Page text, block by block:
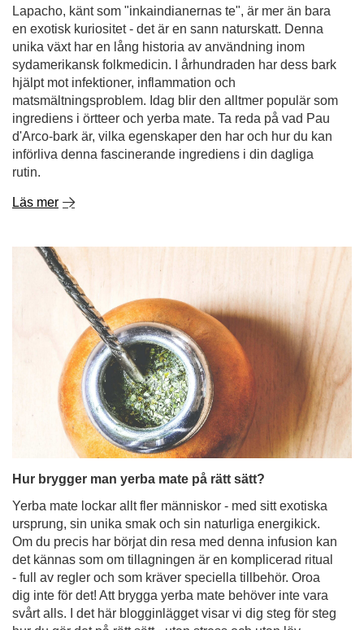
d'Arco-bark är, vilka egenskaper den har och hur du kan
införliva denna fascinerande ingrediens i din dagliga
rutin.
Läs mer
Hur brygger man yerba mate på rätt sätt?
Yerba mate lockar allt fler människor - med sitt exotiska
ursprung, sin unika smak och sin naturliga energikick.
Om du precis har börjat din resa med denna infusion kan
det kännas som om tillagningen är en komplicerad ritual
- full av regler och som kräver speciella tillbehör. Oroa
svårt alls. I det här blogginlägget visar vi dig steg för steg
hur du gör det på rätt sätt - utan stress och utan löv
mellan tänderna. Njut av läsningen!
Läs mer